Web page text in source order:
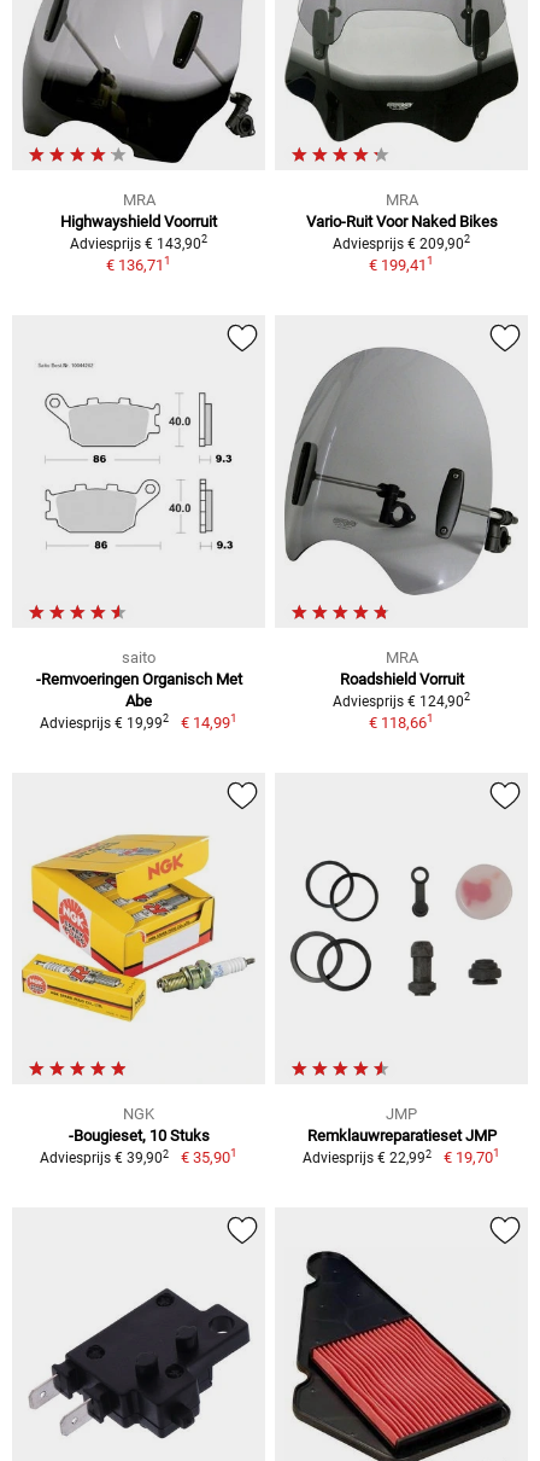
MRA
Highwayshield Voorruit
Adviesprijs € 143,902
€ 136,711
MRA
Vario-Ruit Voor Naked Bikes
Adviesprijs € 209,902
€ 199,411
saito
-Remvoeringen Organisch Met
Abe
Adviesprijs € 19,992 € 14,991
MRA
Roadshield Vorruit
Adviesprijs € 124,902
€ 118,661
NGK
-Bougieset, 10 Stuks
Adviesprijs € 39,902 € 35,901
JMP
Remklauwreparatieset JMP
Adviesprijs € 22,992 € 19,701